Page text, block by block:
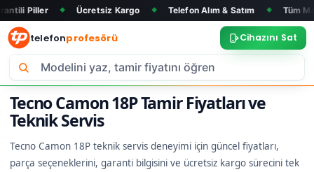
◆ Ücretsiz Kargo ◆ Telefon Alım & Satım ◆ Tüm Marka ve
telefonprofesörü Cihazını Sat
Tecno Camon 18P Tamir Fiyatları ve
Teknik Servis
Tecno Camon 18P teknik servis deneyimi için güncel fiyatları,
parça seçeneklerini, garanti bilgisini ve ücretsiz kargo sürecini tek